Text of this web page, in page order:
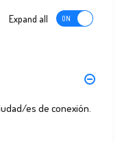
Expand all
es de conexión.